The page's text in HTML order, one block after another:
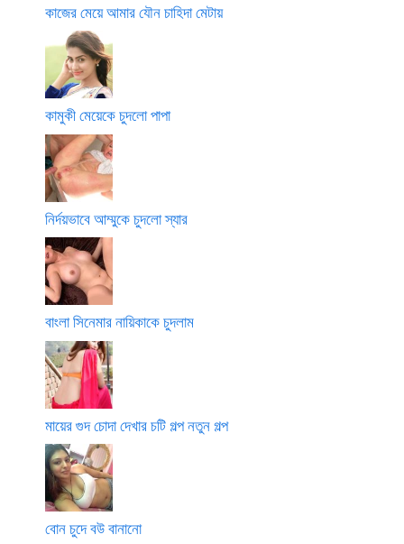
কাজের মেয়ে আমার যৌন চাহিদা মেটায়
কামুকী মেয়েকে চুদলো পাপা
নির্দয়ভাবে আম্মুকে চুদলো স্যার
বাংলা সিনেমার নায়িকাকে চুদলাম
মায়ের গুদ চোদা দেখার চটি গল্প নতুন গল্প
বোন চুদে বউ বানানো